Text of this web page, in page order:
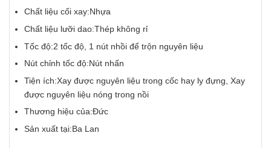
Chất liệu cối xay:Nhựa
Chất liệu lưỡi dao:Thép không rỉ
Tốc độ:2 tốc độ, 1 nút nhồi để trộn nguyên liệu
Nút chỉnh tốc độ:Nút nhấn
Tiện ích:Xay được nguyên liệu trong cốc hay ly đựng, Xay
được nguyên liệu nóng trong nồi
Thương hiệu của:Đức
Sản xuất tại:Ba Lan